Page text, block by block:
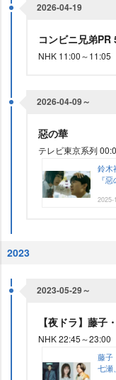
2026-04-19
コンビニ兄弟PR
NHK 11:00～11:05
2026-04-09～
惡の華
テレビ東京系列
鈴木
『
2025-
2023
2023-05-29～
【夜ドラ】藤子
NHK 22:45～23:00
藤子
七瀬